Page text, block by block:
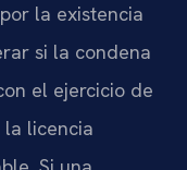
la existencia
si la condena
el ejercicio de
la licencia